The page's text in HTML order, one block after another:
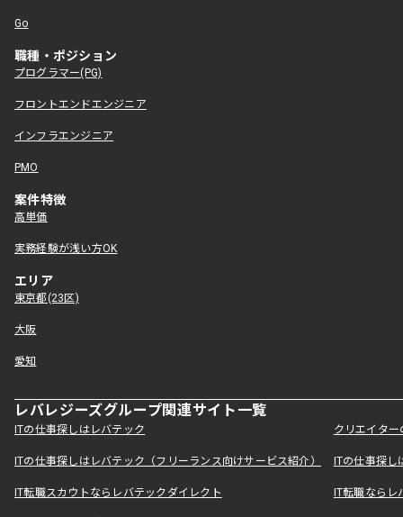
Go
職種・ポジション
プログラマー(PG)
フロントエンドエンジニア
インフラエンジニア
PMO
案件特徴
高単価
実務経験が浅い方OK
エリア
東京都(23区)
大阪
愛知
レバレジーズグループ関連サイト一覧
ITの仕事探しはレバテック クリエイタ
ITの仕事探しはレバテック（フリーランス向けサービス紹介） ITの仕事探
IT転職スカウトならレバテックダイレクト IT転職なら